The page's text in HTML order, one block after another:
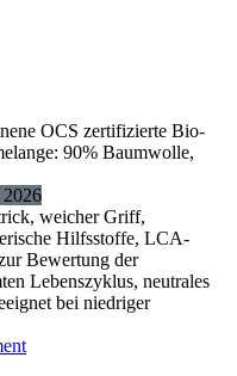
OCS zertifizierte Bio-
90% Baumwolle,
weicher Griff,
Hilfsstoffe, LCA-
Bewertung der
Lebenszyklus, neutrales
bei niedriger